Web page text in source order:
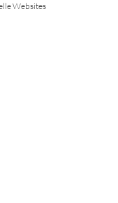
Websites